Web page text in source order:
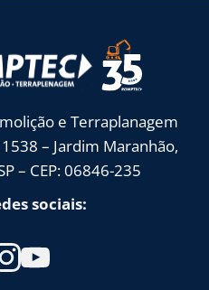
e Terraplanagem
– Jardim Maranhão,
– CEP: 06846-235
sociais: